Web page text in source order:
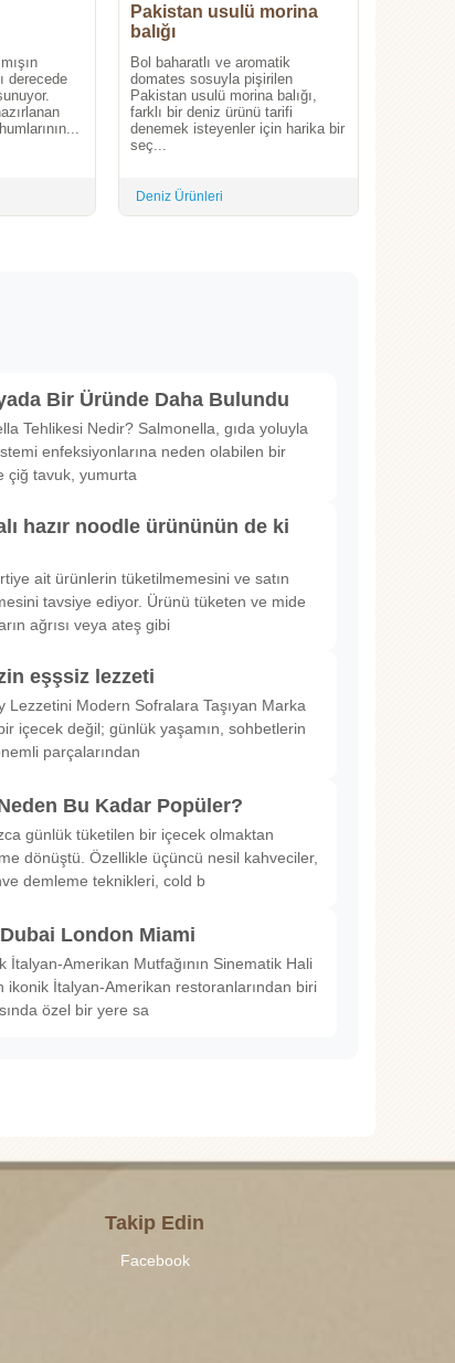
derecede
Pakistan usulü morina
balığı
Bol baharatlı ve aromatik
domates sosuyla pişirilen
Pakistan usulü morina balığı,
farklı bir deniz ürünü tarifi
denemek isteyenler için harika bir
seç...
Deniz Ürünleri
Bir Üründe Daha Bulundu
Tehlikesi Nedir? Salmonella, gıda yoluyla
enfeksiyonlarına neden olabilen bir
çiğ tavuk, yumurta
hazır noodle ürününün de ki
ait ürünlerin tüketilmemesini ve satın
tavsiye ediyor. Ürünü tüketen ve mide
ağrısı veya ateş gibi
eşşsiz lezzeti
Lezzetini Modern Sofralara Taşıyan Marka
içecek değil; günlük yaşamın, sohbetlerin
parçalarından
Bu Kadar Popüler?
günlük tüketilen bir içecek olmaktan
dönüştü. Özellikle üçüncü nesil kahveciler,
demleme teknikleri, cold b
London Miami
İtalyan-Amerikan Mutfağının Sinematik Hali
ikonik İtalyan-Amerikan restoranlarından biri
özel bir yere sa
Takip Edin
Facebook